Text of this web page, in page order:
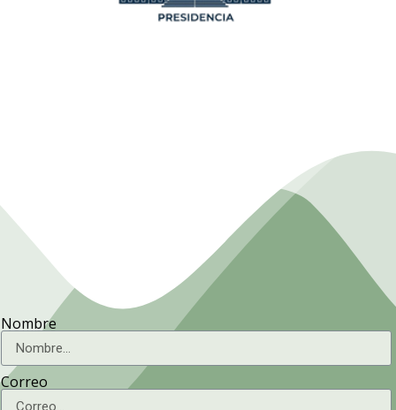
Nombre
Correo